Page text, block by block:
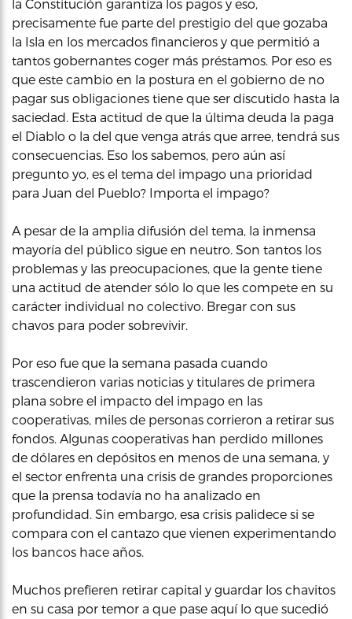
la Constitución garantiza los pagos y eso,
precisamente fue parte del prestigio del que gozaba
la Isla en los mercados financieros y que permitió a
tantos gobernantes coger más préstamos. Por eso es
que este cambio en la postura en el gobierno de no
pagar sus obligaciones tiene que ser discutido hasta la
saciedad. Esta actitud de que la última deuda la paga
el Diablo o la del que venga atrás que arree, tendrá sus
consecuencias. Eso los sabemos, pero aún así
pregunto yo, es el tema del impago una prioridad
para Juan del Pueblo? Importa el impago?
A pesar de la amplia difusión del tema, la inmensa
mayoría del público sigue en neutro. Son tantos los
problemas y las preocupaciones, que la gente tiene
una actitud de atender sólo lo que les compete en su
carácter individual no colectivo. Bregar con sus
chavos para poder sobrevivir.
Por eso fue que la semana pasada cuando
trascendieron varias noticias y titulares de primera
plana sobre el impacto del impago en las
cooperativas, miles de personas corrieron a retirar sus
fondos. Algunas cooperativas han perdido millones
de dólares en depósitos en menos de una semana, y
el sector enfrenta una crisis de grandes proporciones
que la prensa todavía no ha analizado en
profundidad. Sin embargo, esa crisis palidece si se
compara con el cantazo que vienen experimentando
los bancos hace años.
Muchos prefieren retirar capital y guardar los chavitos
en su casa por temor a que pase aquí lo que sucedió